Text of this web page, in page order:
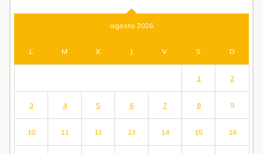
agosto 2026
L M X J V S D
1 2
3 4 5 6 7 8 9
10 11 12 13 14 15 16